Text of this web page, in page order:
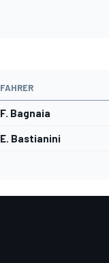
FAHRER
F. Bagnaia
E. Bastianini